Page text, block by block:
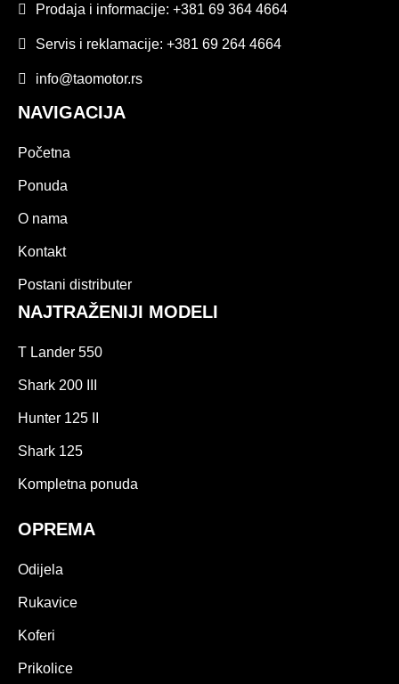
Prodaja i informacije: +381 69 364 4664
Servis i reklamacije: +381 69 264 4664
info@taomotor.rs
NAVIGACIJA
Početna
Ponuda
O nama
Kontakt
Postani distributer
NAJTRAŽENIJI MODELI
T Lander 550
Shark 200 III
Hunter 125 II
Shark 125
Kompletna ponuda
OPREMA
Odijela
Rukavice
Koferi
Prikolice